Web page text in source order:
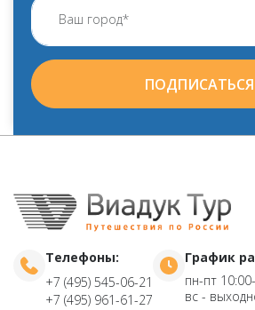
ПОДПИСАТЬСЯ
Телефоны:
+7 (495) 545-06-21
+7 (495) 961-61-27
График
пн-пт
вс -